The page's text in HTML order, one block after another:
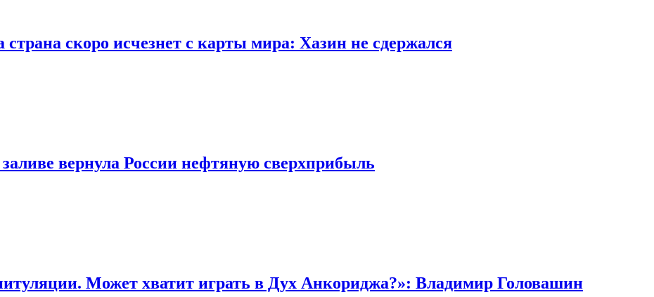
скоро исчезнет с карты мира: Хазин не сдержался
вернула России нефтяную сверхприбыль
Может хватит играть в Дух Анкориджа?»: Владимир Головашин